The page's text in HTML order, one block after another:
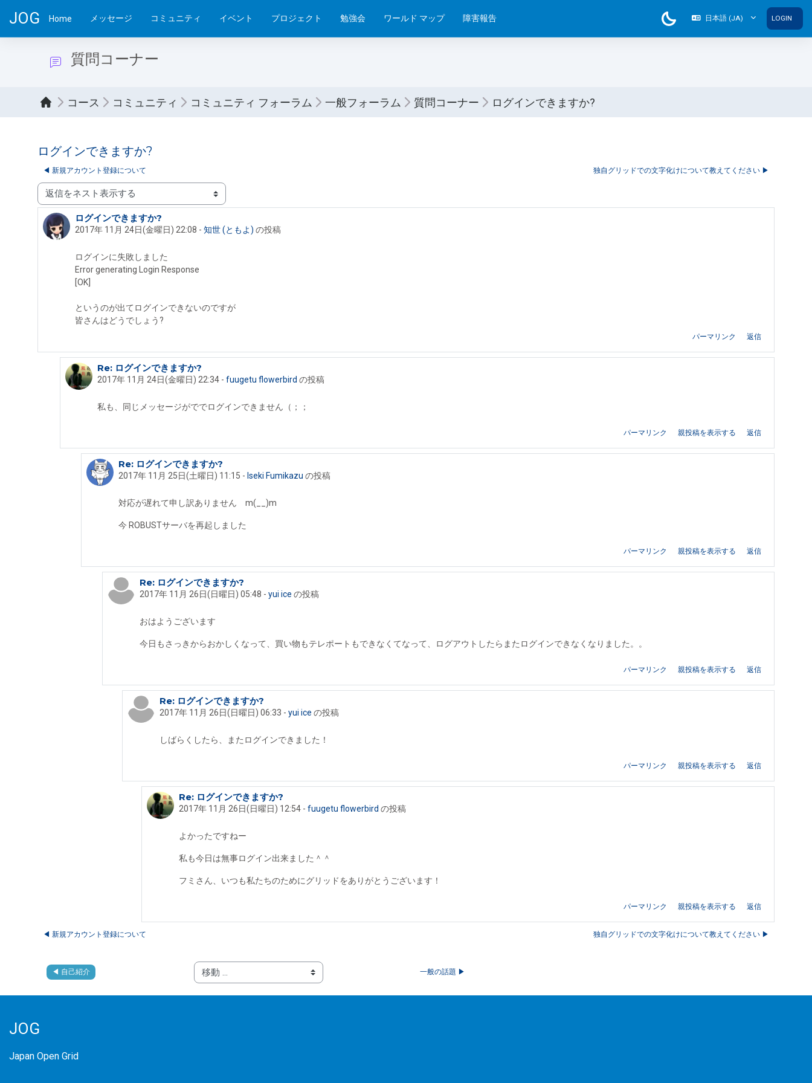
JOG Home メッセージ コミュニティ イベント プロジェクト 勉強会 ワールド マップ 障害報告 日本語 ‎(JA)‎ LOGIN
質問コーナー
コース コミュニティ コミュニティ フォーラム 一般フォーラム 質問コーナー ログインできますか?
ログインできますか?
◀︎ 新規アカウント登録について 独自グリッドでの文字化けについて教えてください ▶︎
表示モード
ログインできますか?
2017年 11月 24日(金曜日) 22:08 - 知世 (ともよ) の投稿
返信数: 5
ログインに失敗しました
Error generating Login Response
[OK]
というのが出てログインできないのですが
皆さんはどうでしょう?
パーマリンク 返信
知世 (ともよ) への返信
Re: ログインできますか?
2017年 11月 24日(金曜日) 22:34- fuugetu flowerbird の投稿
私も、同じメッセージがででログインできません（；；
パーマリンク 親投稿を表示する 返信
fuugetu flowerbird への返信
Re: ログインできますか?
2017年 11月 25日(土曜日) 11:15 -Iseki Fumikazu の投稿
対応が遅れて申し訳ありません m(__)m
今 ROBUSTサーバを再起しました
パーマリンク 親投稿を表示する 返信
Iseki Fumikazu への返信
Re: ログインできますか?
2017年 11月 26日(日曜日) 05:48 - yui ice の投稿
おはようございます
今日もさっきからおかしくなって、買い物もテレポートもできなくてなって、ログアウトしたらまたログインできなくなりました。。
パーマリンク 親投稿を表示する 返信
yui ice への返信
Re: ログインできますか?
2017年 11月 26日(日曜日) 06:33 - yui ice の投稿
しばらくしたら、またログインできました！
パーマリンク 親投稿を表示する 返信
yui ice への返信
Re: ログインできますか?
2017年 11月 26日(日曜日) 12:54 -fuugetu flowerbird の投稿
よかったですねー
私も今日は無事ログイン出来ました＾＾
フミさん、いつも私たちのためにグリッドをありがとうございます！
パーマリンク 親投稿を表示する 返信
◀︎ 新規アカウント登録について 独自グリッドでの文字化けについて教えてください ▶︎
◀︎ 自己紹介
移動 ...
一般の話題 ▶︎
JOG
Japan Open Grid